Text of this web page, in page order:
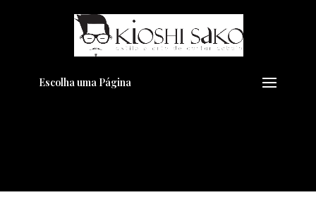
Escolha uma Página
Pensando em transformar seu
Visual??